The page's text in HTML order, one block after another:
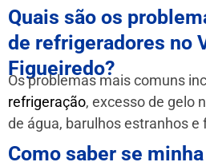
Quais são os
de refrigeradores no
Figueiredo?
Os problemas mais comuns
refrigeração, excesso de gelo
de água, barulhos estranhos
Como saber se